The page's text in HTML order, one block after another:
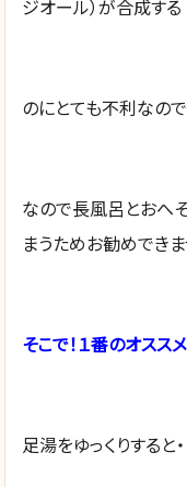
ジオール）が合成する
のにとても不利なので
なので長風呂とおへ
まうためお勧めでき
そこで！１番のオスス
足湯をゆっくりすると